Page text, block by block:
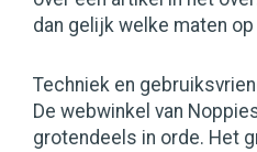
dan gelijk welke maten
Techniek en
De webwinkel van
grotendeels in orde. Het